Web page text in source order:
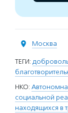
Москва
ТЕГИ:
НКО:
социальной
находящихся в